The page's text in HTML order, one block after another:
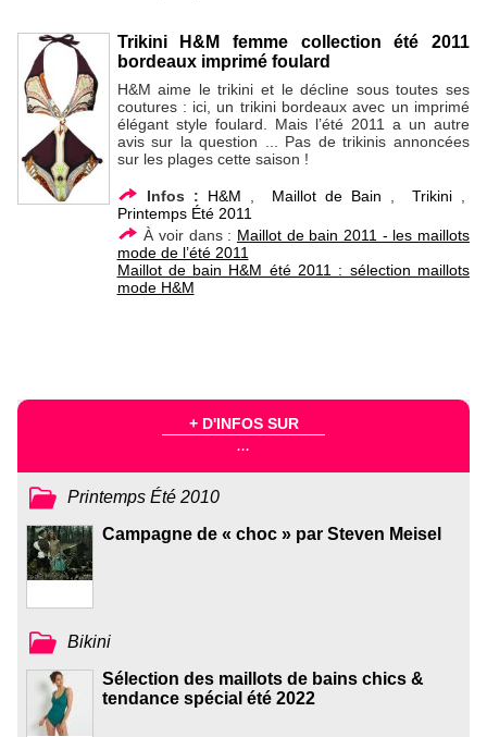
Trikini H&M femme collection été 2011
bordeaux imprimé foulard
H&M aime le trikini et le décline sous toutes ses
coutures : ici, un trikini bordeaux avec un imprimé
élégant style foulard. Mais l’été 2011 a un autre
avis sur la question ... Pas de trikinis annoncées
sur les plages cette saison !
Infos : H&M Maillot de Bain ,Trikini
Printemps Été 2011
À voir dans : Maillot de bain 2011 - les maillots
mode de l’été 2011
Maillot de bain H&M été 2011 : sélection maillots
mode H&M
+ D'INFOS SUR
...
Printemps Été 2010
Campagne de « choc » par Steven Meisel
Bikini
Sélection des maillots de bains chics &
tendance spécial été 2022